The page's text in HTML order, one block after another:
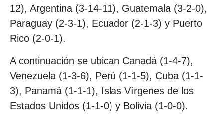
12), Argentina (3-14-11), Guatemala (3-2-0),
Paraguay (2-3-1), Ecuador (2-1-3) y Puerto
Rico (2-0-1).
A continuación se ubican Canadá (1-4-7),
Venezuela (1-3-6), Perú (1-1-5), Cuba (1-1-
3), Panamá (1-1-1), Islas Vírgenes de los
Estados Unidos (1-1-0) y Bolivia (1-0-0).